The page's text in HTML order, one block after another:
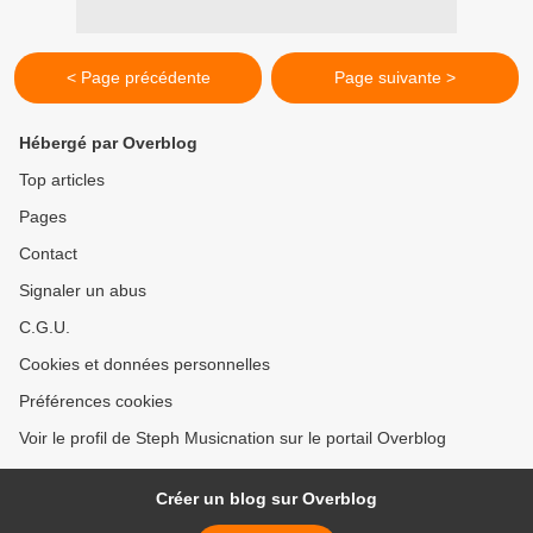
< Page précédente Page suivante >
Hébergé par Overblog
Top articles
Pages
Contact
Signaler un abus
C.G.U.
Cookies et données personnelles
Préférences cookies
Voir le profil de Steph Musicnation sur le portail Overblog
Créer un blog sur Overblog